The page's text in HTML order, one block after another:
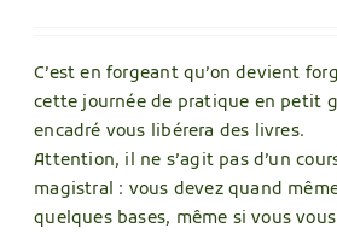
C’est en forgeant qu’on devient
cette journée de pratique en petit
encadré vous libérera des livres.
Attention, il ne s’agit pas d’un
magistral : vous devez quand
quelques bases, même si vous vous